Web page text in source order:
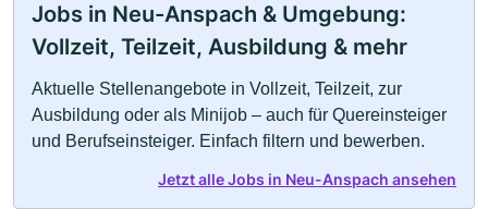
Jobs in Neu-Anspach & Umgebung:
Vollzeit, Teilzeit, Ausbildung & mehr
Aktuelle Stellenangebote in Vollzeit, Teilzeit, zur
Ausbildung oder als Minijob – auch für Quereinsteiger
und Berufseinsteiger. Einfach filtern und bewerben.
Jetzt alle Jobs in Neu-Anspach ansehen